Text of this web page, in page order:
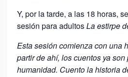
Y, por la tarde, a las 18 horas,
sesión para adultosLa estirpe
Esta sesión comienza con una
partir de ahí, los cuentos ya
humanidad. Cuento la historia